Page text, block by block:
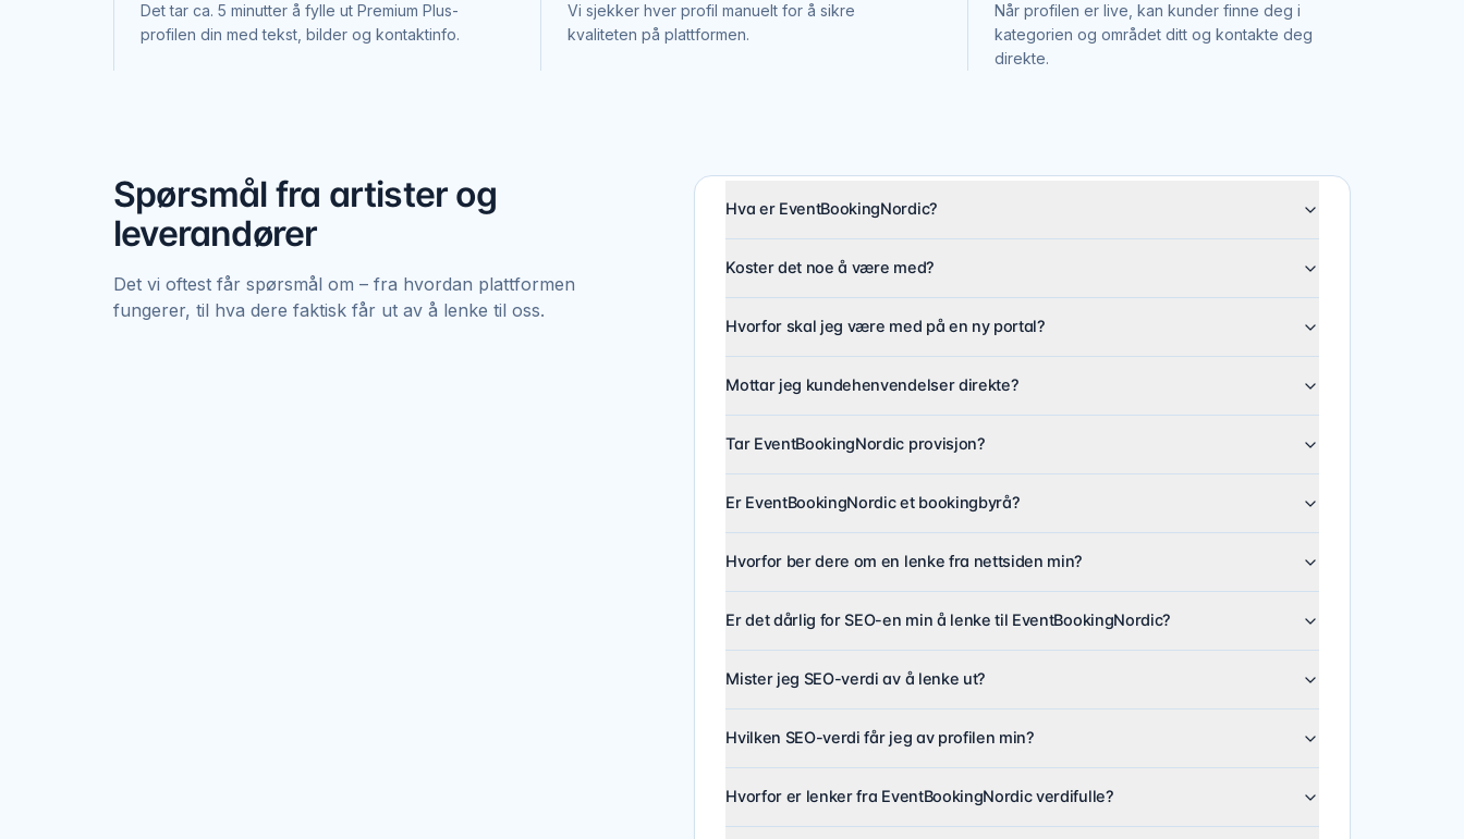
Det tar ca. 5 minutter å fylle ut Premium Plus-
profilen din med tekst, bilder og kontaktinfo.
Vi sjekker hver profil manuelt for å sikre
kvaliteten på plattformen.
Når profilen er live, kan kunder finne deg i
kategorien og området ditt og kontakte deg
direkte.
Spørsmål fra artister og
leverandører
Det vi oftest får spørsmål om – fra hvordan plattformen
fungerer, til hva dere faktisk får ut av å lenke til oss.
Hva er EventBookingNordic?
Koster det noe å være med?
Hvorfor skal jeg være med på en ny portal?
Mottar jeg kundehenvendelser direkte?
Tar EventBookingNordic provisjon?
Er EventBookingNordic et bookingbyrå?
Hvorfor ber dere om en lenke fra nettsiden min?
Er det dårlig for SEO-en min å lenke til EventBookingNordic?
Mister jeg SEO-verdi av å lenke ut?
Hvilken SEO-verdi får jeg av profilen min?
Hvorfor er lenker fra EventBookingNordic verdifulle?